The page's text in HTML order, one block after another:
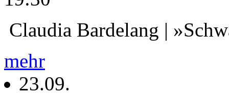
Claudia Bardelang |
mehr
23.09.